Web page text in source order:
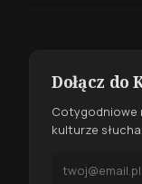
Dołącz do
Cotygodniowe
kulturze